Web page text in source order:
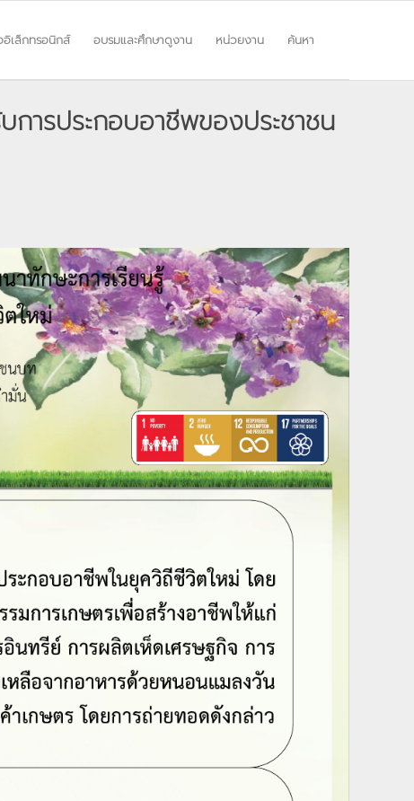
เล็กทรอนิกส์ อบรมและศึกษาดูงาน หน่วยงาน ค้นหา
การประกอบอาชีพของประชาชน